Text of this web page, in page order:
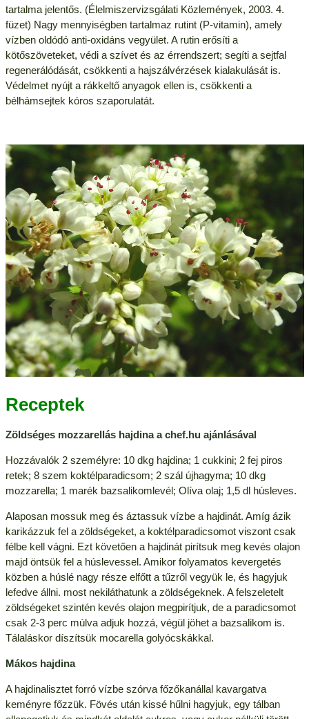
tartalma jelentős. (Élelmiszervizsgálati Közlemények, 2003. 4.
füzet) Nagy mennyiségben tartalmaz rutint (P-vitamin), amely
vízben oldódó anti-oxidáns vegyület. A rutin erősíti a
kötőszöveteket, védi a szívet és az érrendszert; segíti a sejtfal
regenerálódását, csökkenti a hajszálvérzések kialakulását is.
Védelmet nyújt a rákkeltő anyagok ellen is, csökkenti a
bélhámsejtek kóros szaporulatát.
Receptek
Zöldséges mozzarellás hajdina a chef.hu ajánlásával
Hozzávalók 2 személyre: 10 dkg hajdina; 1 cukkini; 2 fej piros
retek; 8 szem koktélparadicsom; 2 szál újhagyma; 10 dkg
mozzarella; 1 marék bazsalikomlevél; Olíva olaj; 1,5 dl húsleves.
Alaposan mossuk meg és áztassuk vízbe a hajdinát. Amíg ázik
karikázzuk fel a zöldségeket, a koktélparadicsomot viszont csak
félbe kell vágni. Ezt követően a hajdinát pirítsuk meg kevés olajon
majd öntsük fel a húslevessel. Amikor folyamatos kevergetés
közben a húslé nagy része elfőtt a tűzről vegyük le, és hagyjuk
lefedve állni. most nekiláthatunk a zöldségeknek. A felszeletelt
zöldségeket szintén kevés olajon megpirítjuk, de a paradicsomot
csak 2-3 perc múlva adjuk hozzá, végül jöhet a bazsalikom is.
Tálaláskor díszítsük mocarella golyócskákkal.
Mákos hajdina
A hajdinalisztet forró vízbe szórva főzőkanállal kavargatva
keményre főzzük. Fövés után kissé hűlni hagyjuk, egy tálban